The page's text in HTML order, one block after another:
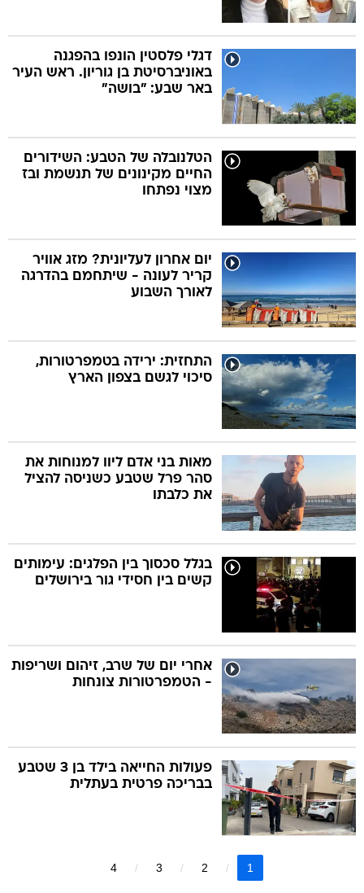
דגלי פלסטין הונפו בהפגנה
באוניברסיטת בן גוריון. ראש העיר
באר שבע: "בושה"
הטלנובלה של הטבע: השידורים
החיים מקינונים של תנשמת ובז
מצוי נפתחו
יום אחרון לעליונית? מזג אוויר
קריר לעונה - שיתחמם בהדרגה
לאורך השבוע
התחזית: ירידה בטמפרטורות,
סיכוי לגשם בצפון הארץ
מאות בני אדם ליוו למנוחות את
סהר פרל שטבע כשניסה להציל
את כלבתו
בגלל סכסוך בין הפלגים: עימותים
קשים בין חסידי גור בירושלים
אחרי יום של שרב, זיהום ושריפות
- הטמפרטורות צונחות
פעולות החייאה בילד בן 3 שטבע
בבריכה פרטית בעתלית
1
2
3
4